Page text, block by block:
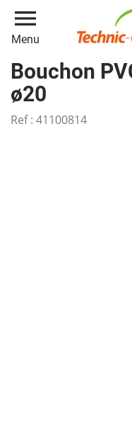
menu
Menu
Bouchon
ø20
Ref : 41100814